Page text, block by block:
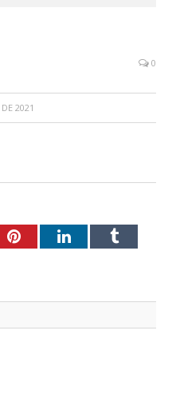
0
2021
PinterestLinkedInTumblr